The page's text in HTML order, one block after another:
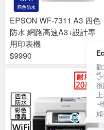
EPSON WF-7311 A3 四色
防水 網路高速A3+設計專
用印表機
$9990
🖐
~